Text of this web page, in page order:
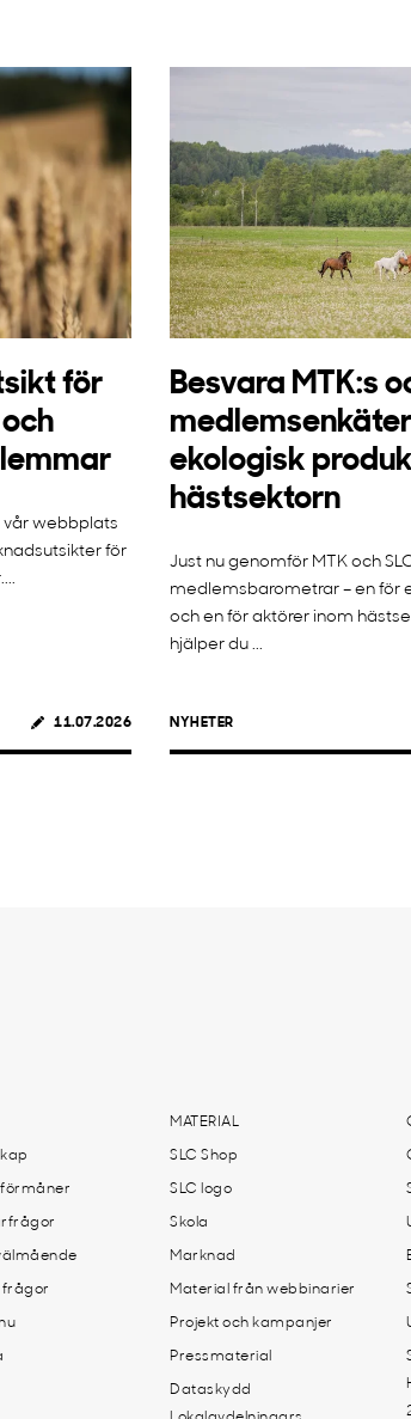
för
vår webbplats
för
11.07.2026
Besvara MTK:s
ekologisk
hästsektorn
Just nu genomför MTK och
medlemsbarometrar – en för
och en för aktörer inom
hjälper du ...
NYHETER
frågor
MATERIAL
SLC Shop
SLC logo
Skola
Marknad
Material från webbinarier
Projekt och kampanjer
Pressmaterial
Dataskydd